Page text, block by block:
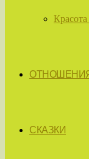
СКАЗКИ